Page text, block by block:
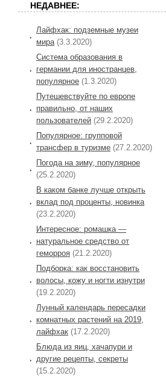
НЕДАВНЕЕ:
Лайфхак: подземные музеи
мира(3.3.2020)
Система образования в
германии для иностранцев,
популярное (1.3.2020)
Путешевствуйте по европе
правильно, от наших
пользователей (29.2.2020)
Популярное: групповой
трансфер в туризме (27.2.2020)
Погода на зиму, популярное
(25.2.2020)
В каком банке лучше открыть
вклад под проценты, новинка
(23.2.2020)
Интересное: ромашка —
натуральное средство от
геморроя (21.2.2020)
Подборка: как восстановить
волосы, кожу и ногти изнутри
(19.2.2020)
Лунный календарь пересадки
комнатных растений на 2019,
лайфхак (17.2.2020)
Блюда из яиц, хачапури и
другие рецепты, секреты
(15.2.2020)